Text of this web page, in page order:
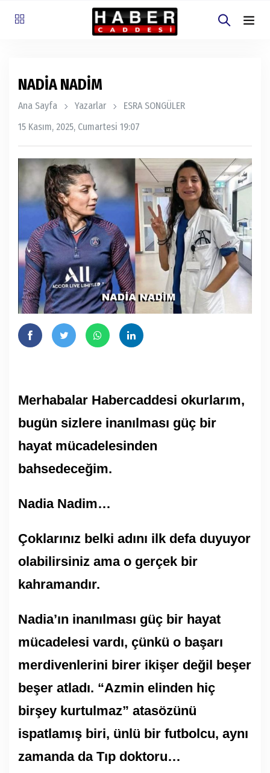
NADİA NADİM
Ana Sayfa Yazarlar
ESRA SONGÜLER
15 Kasım, 2025, Cumartesi 19:07
Merhabalar Habercaddesi okurlarım,
bugün sizlere inanılması güç bir
hayat mücadelesinden
bahsedeceğim.
Nadia Nadim…
Çoklarınız belki adını ilk defa duyuyor
olabilirsiniz ama o gerçek bir
kahramandır.
Nadia’ın inanılması güç bir hayat
mücadelesi vardı, çünkü o başarı
merdivenlerini birer ikişer değil beşer
beşer atladı. “Azmin elinden hiç
birşey kurtulmaz” atasözünü
ispatlamış biri, ünlü bir futbolcu, aynı
zamanda da Tıp doktoru…